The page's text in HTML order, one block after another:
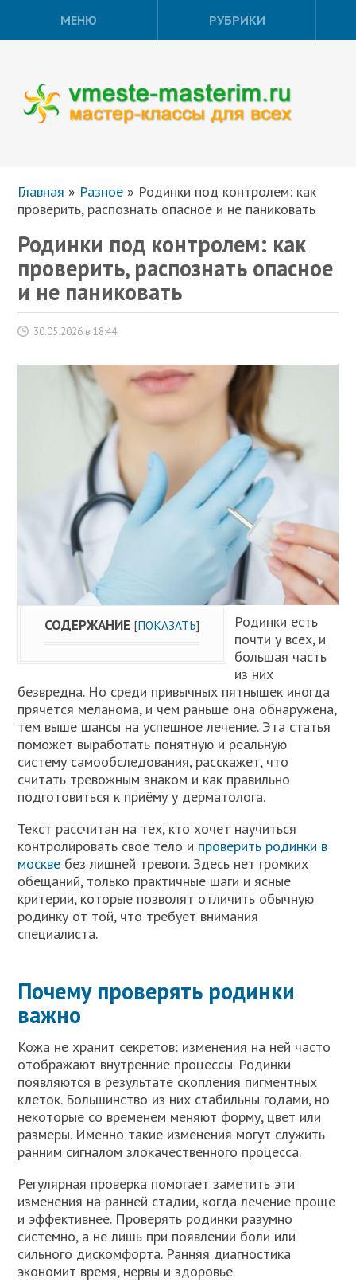
МЕНЮ РУБРИКИ
Главная » Разное » Родинки под контролем: как
проверить, распознать опасное и не паниковать
Родинки под контролем: как
проверить, распознать опасное
и не паниковать
30.05.2026 в 18:44
СОДЕРЖАНИЕ [ПОКАЗАТЬ]
Родинки есть
почти у всех, и
большая часть
из них
безвредна. Но среди привычных пятнышек иногда
прячется меланома, и чем раньше она обнаружена,
тем выше шансы на успешное лечение. Эта статья
поможет выработать понятную и реальную
систему самообследования, расскажет, что
считать тревожным знаком и как правильно
подготовиться к приёму у дерматолога.
Текст рассчитан на тех, кто хочет научиться
контролировать своё тело и проверить родинки в
москве без лишней тревоги. Здесь нет громких
обещаний, только практичные шаги и ясные
критерии, которые позволят отличить обычную
родинку от той, что требует внимания
специалиста.
Почему проверять родинки
важно
Кожа не хранит секретов: изменения на ней часто
отображают внутренние процессы. Родинки
появляются в результате скопления пигментных
клеток. Большинство из них стабильны годами, но
некоторые со временем меняют форму, цвет или
размеры. Именно такие изменения могут служить
ранним сигналом злокачественного процесса.
Регулярная проверка помогает заметить эти
изменения на ранней стадии, когда лечение проще
и эффективнее. Проверять родинки разумно
системно, а не лишь при появлении боли или
сильного дискомфорта. Ранняя диагностика
экономит время, нервы и здоровье.